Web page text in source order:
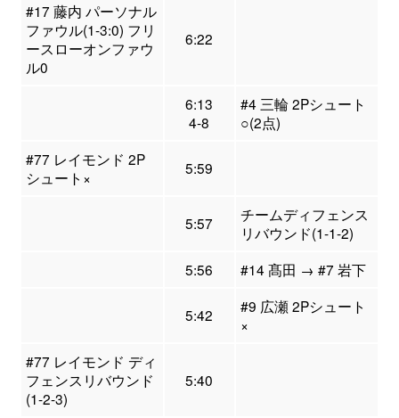
#17 藤内 パーソナル
ファウル(1-3:0) フリ
ースローオンファウ
ル0
6:22
6:13
4-8
#4 三輪 2Pシュート
○(2点)
#77 レイモンド 2P
シュート×
5:59
5:57
チームディフェンス
リバウンド(1-1-2)
5:56
#14 髙田 → #7 岩下
5:42
#9 広瀬 2Pシュート
×
#77 レイモンド ディ
フェンスリバウンド
(1-2-3)
5:40